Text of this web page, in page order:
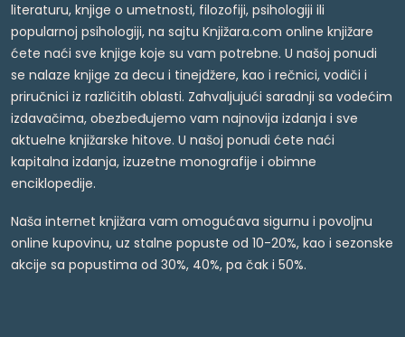
literaturu, knjige o umetnosti, filozofiji, psihologiji ili
popularnoj psihologiji, na sajtu Knjižara.com online knjižare
ćete naći sve knjige koje su vam potrebne. U našoj ponudi
se nalaze knjige za decu i tinejdžere, kao i rečnici, vodiči i
priručnici iz različitih oblasti. Zahvaljujući saradnji sa vodećim
izdavačima, obezbeđujemo vam najnovija izdanja i sve
aktuelne knjižarske hitove. U našoj ponudi ćete naći
kapitalna izdanja, izuzetne monografije i obimne
enciklopedije.
Naša internet knjižara vam omogućava sigurnu i povoljnu
online kupovinu, uz stalne popuste od 10-20%, kao i sezonske
akcije sa popustima od 30%, 40%, pa čak i 50%.